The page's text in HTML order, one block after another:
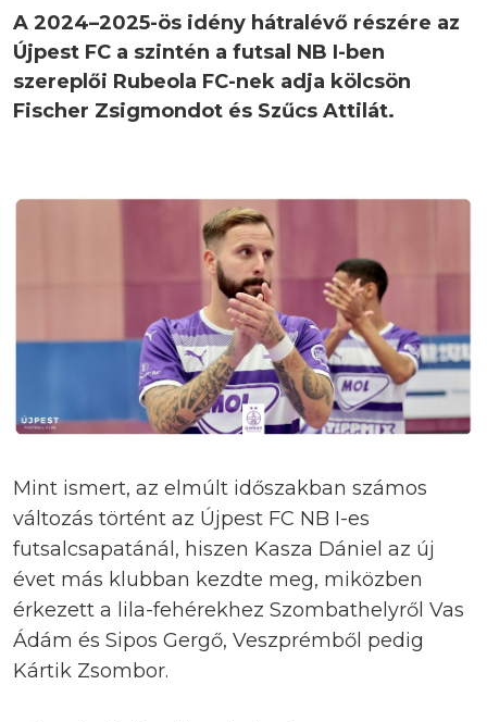
A 2024–2025-ös idény hátralévő részére az
Újpest FC a szintén a futsal NB I-ben
szereplői Rubeola FC-nek adja kölcsön
Fischer Zsigmondot és Szűcs Attilát.
Mint ismert, az elmúlt időszakban számos
változás történt az Újpest FC NB I-es
futsalcsapatánál, hiszen Kasza Dániel az új
évet más klubban kezdte meg, miközben
érkezett a lila-fehérekhez Szombathelyről Vas
Ádám és Sipos Gergő, Veszprémből pedig
Kártik Zsombor.